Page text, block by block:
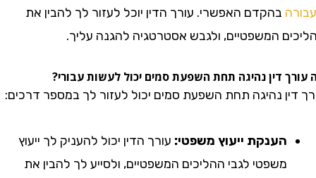
בהקדם האפשרי. עורך הדין יוכל לעזור לך להבין את
המשפטיים, ולגבש אסטרטגיה להגנה עליך.
דין נהיגה תחת השפעת סמים יכול לעשות עבורי?
נהיגה תחת השפעת סמים יכול לעזור לך במספר דרכים:
הענקת ייעוץ משפטי:עורך הדין יכול להעניק לך ייעוץ
משפטי לגבי ההליכים המשפטיים, ולסייע לך להבין את